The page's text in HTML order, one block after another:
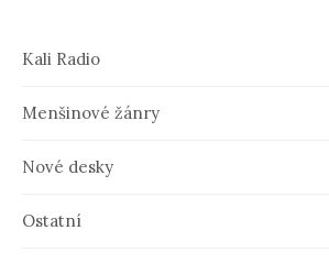
Kali Radio
Menšinové žánry
Nové desky
Ostatní